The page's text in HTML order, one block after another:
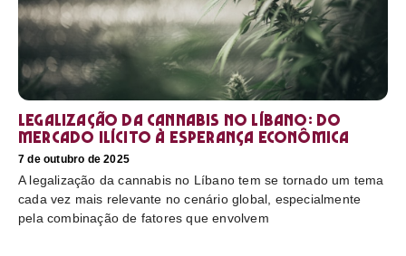
Legalização da cannabis no Líbano: do
mercado ilícito à esperança econômica
7 de outubro de 2025
A legalização da cannabis no Líbano tem se tornado um tema
cada vez mais relevante no cenário global, especialmente
pela combinação de fatores que envolvem